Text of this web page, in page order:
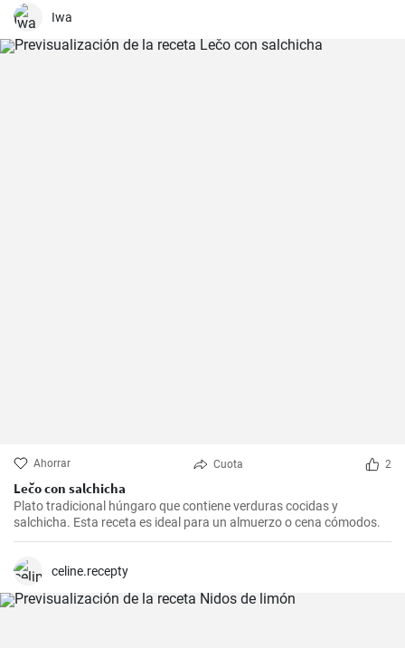
Iwa
Ahorrar Cuota 2
Lečo con salchicha
Plato tradicional húngaro que contiene verduras cocidas y
salchicha. Esta receta es ideal para un almuerzo o cena cómodos.
celine.recepty